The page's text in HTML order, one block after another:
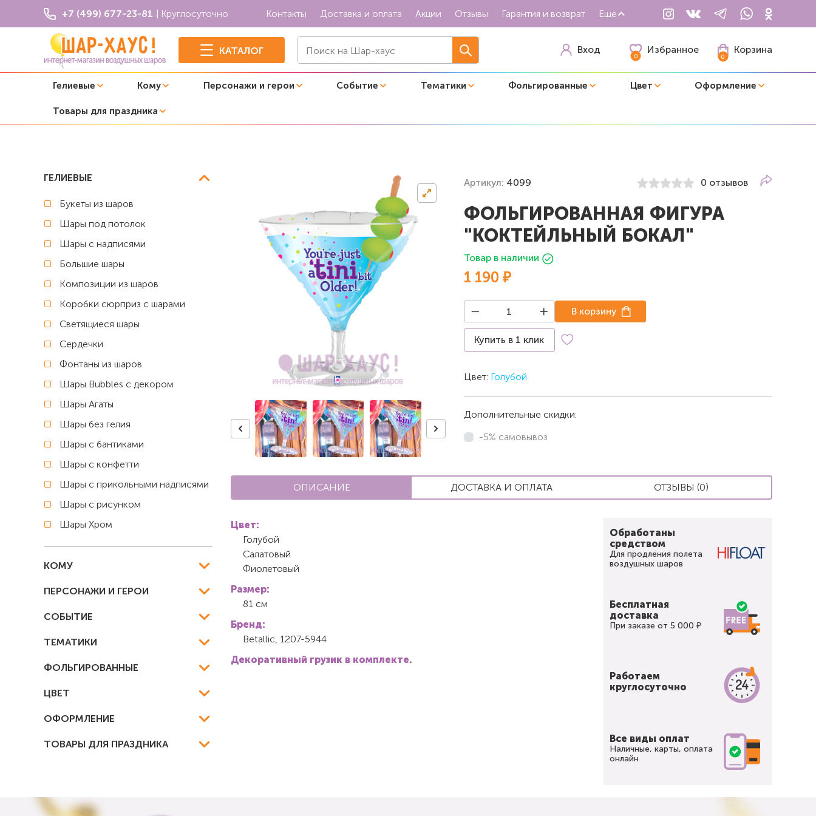
+7 (499) 677-23-81 | Круглосуточно Контакты Доставка и оплата Акции Отзывы Гарантия и возврат Еще
КАТАЛОГ Вход
0
Избранное
0
Корзина
Гелиевые Кому Персонажи и герои Событие Тематики Фольгированные Цвет Оформление
Товары для праздника
Фольгированные фигуры
ГЕЛИЕВЫЕ
Букеты из шаров
Шары под потолок
Шары с надписями
Большие шары
Композиции из шаров
Коробки сюрприз с шарами
Светящиеся шары
Сердечки
Фонтаны из шаров
Шары Bubbles с декором
Шары Агаты
Шары без гелия
Шары с бантиками
Шары с конфетти
Шары с прикольными надписями
Шары с рисунком
Шары Хром
КОМУ
ПЕРСОНАЖИ И ГЕРОИ
СОБЫТИЕ
ТЕМАТИКИ
ФОЛЬГИРОВАННЫЕ
ЦВЕТ
ОФОРМЛЕНИЕ
ТОВАРЫ ДЛЯ ПРАЗДНИКА
Артикул: 4099 0 отзывов
ФОЛЬГИРОВАННАЯ ФИГУРА
"КОКТЕЙЛЬНЫЙ БОКАЛ"
Товар в наличии
1 190 ₽
Купить в 1 клик
В корзину
Цвет: Голубой
Дополнительные скидки:
-5% самовывоз
ОПИСАНИЕ ДОСТАВКА И ОПЛАТА ОТЗЫВЫ (0)
Цвет:
Голубой
Салатовый
Фиолетовый
Размер:
81 см
Бренд:
Betallic, 1207-5944
Декоративный грузик в комплекте.
Обработаны
средством
Для продления полета
воздушных шаров
Бесплатная
доставка
При заказе от 5 000 ₽
Работаем
круглосуточно
Все виды оплат
Наличные, карты, оплата
онлайн